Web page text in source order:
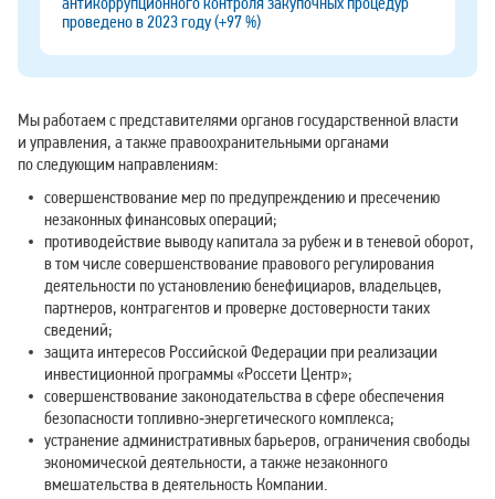
антикоррупционного контроля закупочных процедур
проведено в 2023 году (+97 %)
Мы работаем с представителями органов государственной власти
и управления, а также правоохранительными органами
по следующим направлениям:
совершенствование мер по предупреждению и пресечению
незаконных финансовых операций;
противодействие выводу капитала за рубеж и в теневой оборот,
в том числе совершенствование правового регулирования
деятельности по установлению бенефициаров, владельцев,
партнеров, контрагентов и проверке достоверности таких
сведений;
защита интересов Российской Федерации при реализации
инвестиционной программы «Россети Центр»;
совершенствование законодательства в сфере обеспечения
безопасности топливно‑энергетического комплекса;
устранение административных барьеров, ограничения свободы
экономической деятельности, а также незаконного
вмешательства в деятельность Компании.